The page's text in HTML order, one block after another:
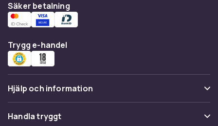
temafest eller Halloween.
Säker betalning
Trygg e-handel
Hjälp och information
Vanliga frågor
Handla tryggt